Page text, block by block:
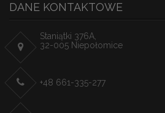
DANE KONTAKTOWE
Staniątki 376A,
32-005 Niepołomice
+48 661-335-277